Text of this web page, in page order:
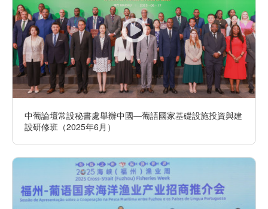
中葡論壇常設秘書處舉辦中國—葡語國家基礎設施投資與建
設研修班（2025年6月）